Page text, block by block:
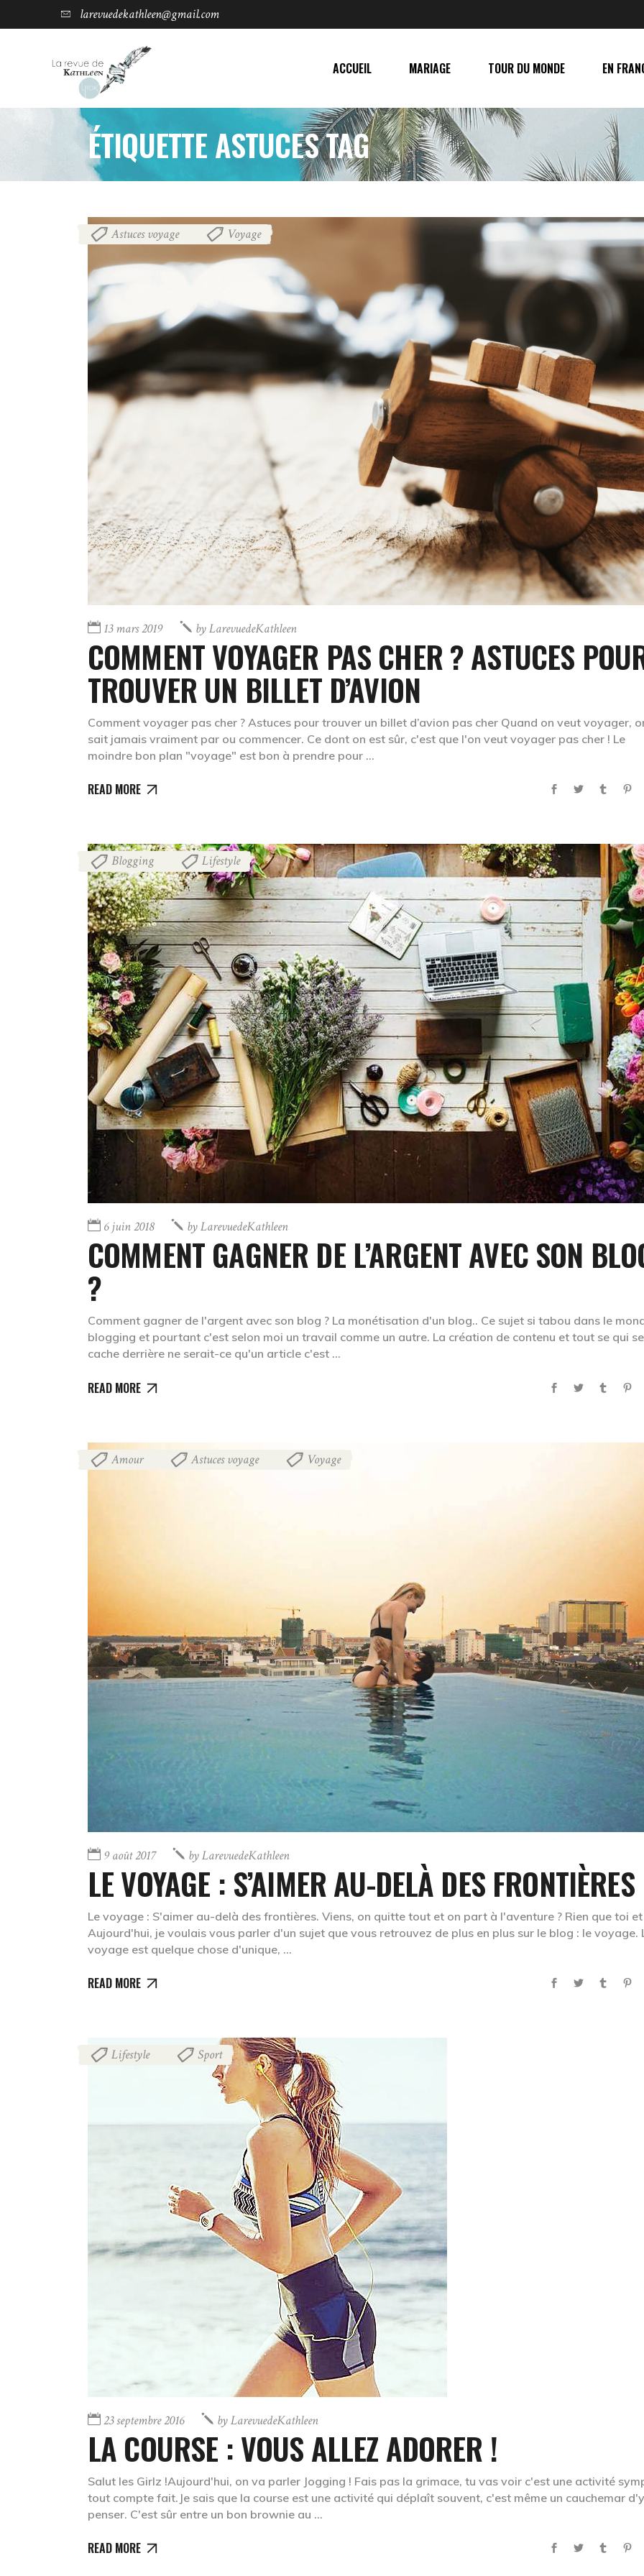
larevuedekathleen@gmail.com
ACCUEIL MARIAGE TOUR DU MONDE EN
ÉTIQUETTE ASTUCES TAG
Astuces voyage Voyage
13 mars 2019 byLarevuedeKathleen
COMMENT VOYAGER PAS CHER ? ASTUCES
TROUVER UN BILLET D’AVION
Comment voyager pas cher ? Astuces pour trouver un billet d’avion pas cher Quand on veut voyager,
sait jamais vraiment par ou commencer. Ce dont on est sûr, c'est que l'on veut voyager pas cher ! Le
moindre bon plan "voyage" est bon à prendre pour
READ MORE
Blogging Lifestyle
6 juin 2018 byLarevuedeKathleen
COMMENT GAGNER DE L’ARGENT AVEC SON
?
Comment gagner de l'argent avec son blog ? La monétisation d'un blog.. Ce sujet si tabou dans le
blogging et pourtant c'est selon moi un travail comme un autre. La création de contenu et tout se qui se
cache derrière ne serait-ce qu'un article c'est
READ MORE
Amour Astuces voyage Voyage
9 août 2017 byLarevuedeKathleen
LE VOYAGE : S’AIMER AU-DELÀ DES FRONTIÈRES
Le voyage : S'aimer au-delà des frontières. Viens, on quitte tout et on part à l'aventure ? Rien que toi
Aujourd'hui, je voulais vous parler d'un sujet que vous retrouvez de plus en plus sur le blog : le voyage.
voyage est quelque chose d'unique,
READ MORE
Lifestyle Sport
23 septembre 2016 byLarevuedeKathleen
LA COURSE : VOUS ALLEZ ADORER !
Salut les Girlz !Aujourd'hui, on va parler Jogging ! Fais pas la grimace, tu vas voir c'est une activité
tout compte fait.Je sais que la course est une activité qui déplaît souvent, c'est même un cauchemar d'y
penser. C'est sûr entre un bon brownie au
READ MORE